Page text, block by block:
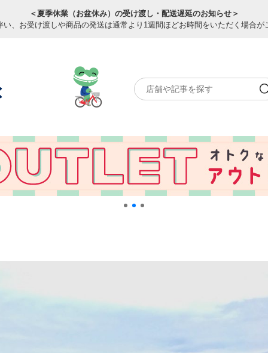
＜夏季休業（お盆休み）の受け渡し・配送遅延のお知らせ＞
い、お受け渡しや商品の発送は通常より1週間ほどお時間をいただく場合が